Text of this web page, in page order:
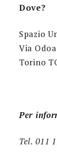
Dove?
Spazio
Via
Torino
Per
Tel. 011